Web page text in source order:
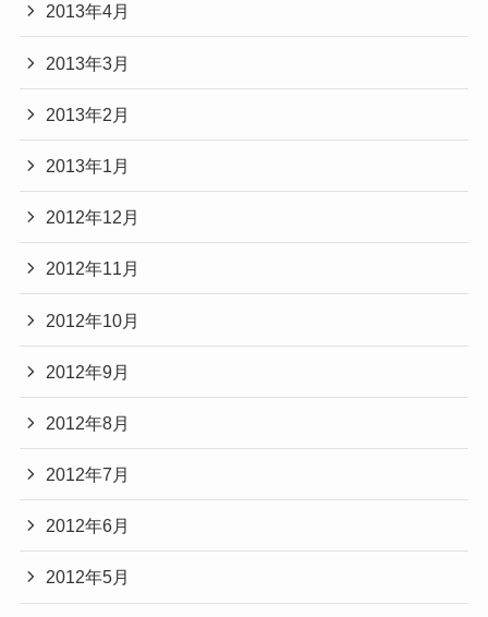
2013年4月
2013年3月
2013年2月
2013年1月
2012年12月
2012年11月
2012年10月
2012年9月
2012年8月
2012年7月
2012年6月
2012年5月